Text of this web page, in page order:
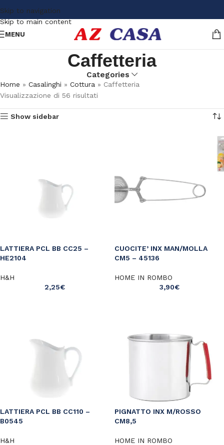
Skip to navigation
Skip to main content
MENU
Caffetteria
Categories
Home » Casalinghi » Cottura » Caffetteria
Visualizzazione di 56 risultati
Show sidebar
LATTIERA PCL BB CC25 –
HE2104
H&H
2,25€
CUOCITE’ INX MAN/MOLLA
CM5 – 45136
HOME IN ROMBO
3,90€
LATTIERA PCL BB CC110 –
B0545
H&H
PIGNATTO INX M/ROSSO
CM8,5
HOME IN ROMBO